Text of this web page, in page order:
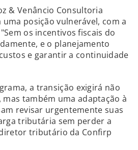
& Venâncio Consultoria
posição vulnerável, com a
os incentivos fiscais do
e o planejamento
e garantir a continuidade
a transição exigirá não
também uma adaptação à
revisar urgentemente suas
tributária sem perder a
tributário da Confirp